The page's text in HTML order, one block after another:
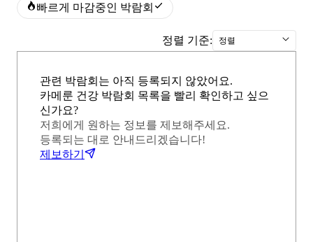
빠르게 마감중인 박람회
정렬 기준: 정렬
관련 박람회는 아직 등록되지 않았어요.
카메룬 건강 박람회 목록을 빨리 확인하고 싶으
신가요?
저희에게 원하는 정보를 제보해주세요.
등록되는 대로 안내드리겠습니다!
제보하기